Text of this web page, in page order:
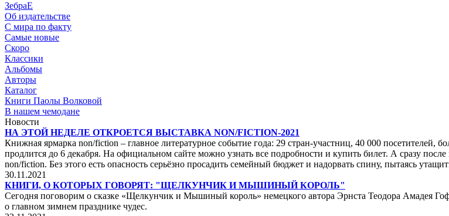
ЗебраЕ
Об издательстве
С мира по факту
Самые новые
Скоро
Классики
Альбомы
Авторы
Каталог
Книги Паолы Волковой
В нашем чемодане
Новости
НА ЭТОЙ НЕДЕЛЕ ОТКРОЕТСЯ ВЫСТАВКА NON/FICTION-2021
Книжная ярмарка non/fiction – главное литературное событие года: 29 стран-участниц, 40 000 посетителей,
продлится до 6 декабря. На официальном сайте можно узнать все подробности и купить билет. А сразу
non/fiction. Без этого есть опасность серьёзно просадить семейный бюджет и надорвать спину, пытаясь
30.11.2021
КНИГИ, О КОТОРЫХ ГОВОРЯТ: "ЩЕЛКУНЧИК И МЫШИНЫЙ КОРОЛЬ"
Сегодня поговорим о сказке «Щелкунчик и Мышиный король» немецкого автора Эрнста Теодора Амадея
о главном зимнем празднике чудес.